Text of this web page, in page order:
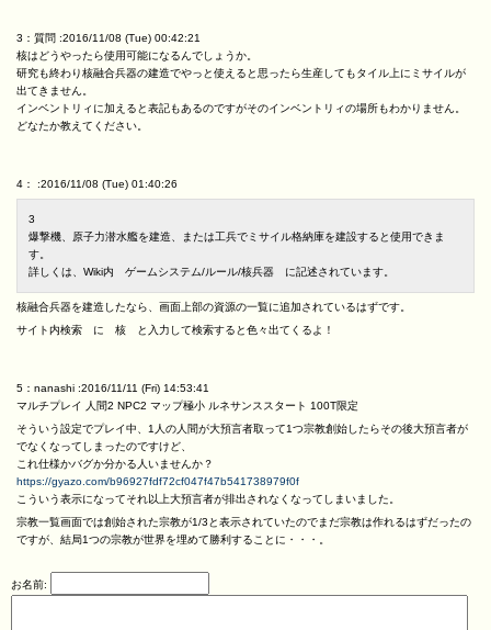
3：質問 :2016/11/08 (Tue) 00:42:21
核はどうやったら使用可能になるんでしょうか。
研究も終わり核融合兵器の建造でやっと使えると思ったら生産してもタイル上にミサイルが
出てきません。
インベントリィに加えると表記もあるのですがそのインベントリィの場所もわかりません。
どなたか教えてください。
4： :2016/11/08 (Tue) 01:40:26
3
爆撃機、原子力潜水艦を建造、または工兵でミサイル格納庫を建設すると使用できま
す。
詳しくは、Wiki内 ゲームシステム/ルール/核兵器 に記述されています。
核融合兵器を建造したなら、画面上部の資源の一覧に追加されているはずです。
サイト内検索 に 核 と入力して検索すると色々出てくるよ！
5：nanashi :2016/11/11 (Fri) 14:53:41
マルチプレイ 人間2 NPC2 マップ極小 ルネサンススタート 100T限定
そういう設定でプレイ中、1人の人間が大預言者取って1つ宗教創始したらその後大預言者が
でなくなってしまったのですけど、
これ仕様かバグか分かる人いませんか？
https://gyazo.com/b96927fdf72cf047f47b541738979f0f
こういう表示になってそれ以上大預言者が排出されなくなってしまいました。
宗教一覧画面では創始された宗教が1/3と表示されていたのでまだ宗教は作れるはずだったの
ですが、結局1つの宗教が世界を埋めて勝利することに・・・。
お名前: